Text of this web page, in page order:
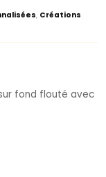
, Créations
fond flouté avec